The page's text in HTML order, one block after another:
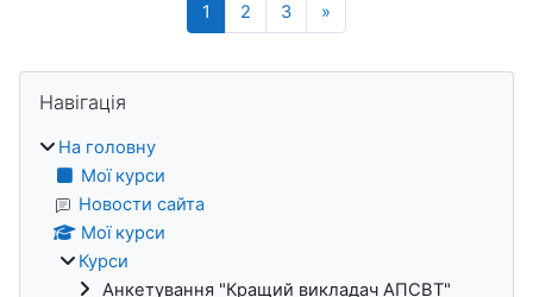
1 Сторінка 1
2 Сторінка 2
3Сторінка 3
»
Блоки
Навігація
На головну
Мої курси
Новости сайта
Мої курси
Курси
Анкетування "Кращий викладач АПСВТ"